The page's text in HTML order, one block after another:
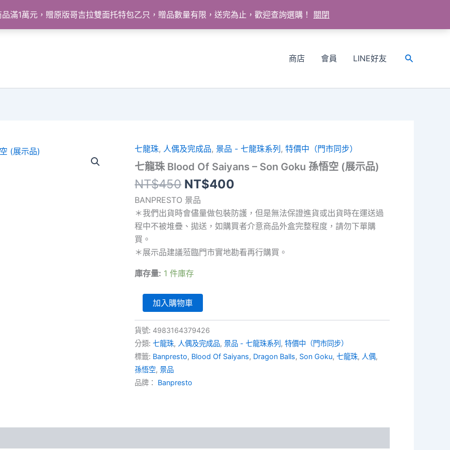
滿1萬元，贈原版哥吉拉雙面托特包乙只，贈品數量有限，送完為止，歡迎查詢選購！ 關閉
商店 會員 LINE好友
搜
七龍珠, 人偶及完成品,景品 - 七龍珠系列 ,特價中（門市同步）
七龍珠 Blood Of Saiyans – Son Goku 孫悟空 (展示品)
NT$450 原
始
價
格：
NT$400
價
格：
BANPRESTO 景品
＊我們出貨時會儘量做包裝防護，但是無法保證進貨或出貨時在運送過
程中不被堆疊、拋送，如購買者介意商品外盒完整程度，請勿下單購
買。
＊展示品建議蒞臨門市實地勘看再行購買。
庫存量: 1 件庫存
珠
Blood
Of
Saiyans
-
Son
Goku
孫
示
加入購物車
貨號: 4983164379426
分類:七龍珠, 人偶及完成品,景品 - 七龍珠系列 ,特價中（門市同步）
標籤: Banpresto, Blood Of Saiyans, Dragon Balls, Son Goku,七龍珠, 人偶,
孫悟空,景品
品牌： Banpresto